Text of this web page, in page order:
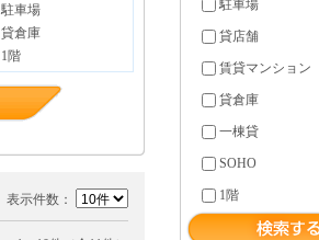
駐車場
貸倉庫
1階
表示件数：
駐車場
貸店舗
賃貸マンション
貸倉庫
一棟貸
SOHO
1階